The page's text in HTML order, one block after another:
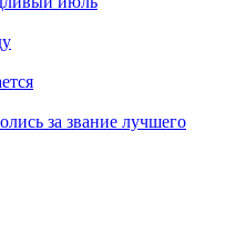
за звание лучшего